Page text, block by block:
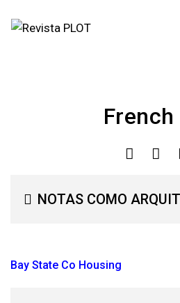
French
NOTAS COMO
Bay State Co Housing